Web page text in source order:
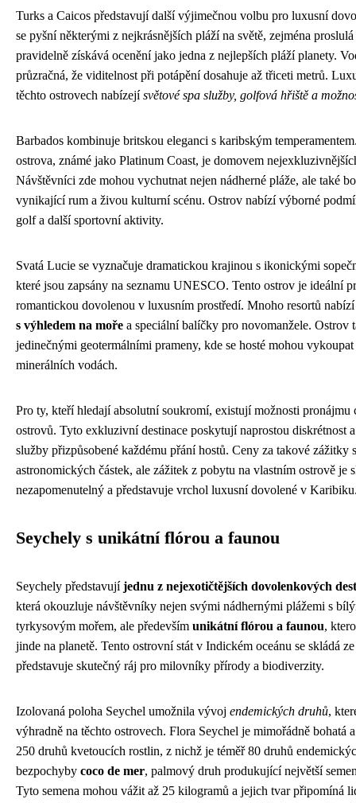
Turks a Caicos představují další výjimečnou volbu pro luxusní
se pyšní některými z nejkrásnějších pláží na světě, zejména
pravidelně získává ocenění jako jedna z nejlepších pláží planety.
průzračná, že viditelnost při potápění dosahuje až třiceti metrů.
těchto ostrovech nabízejísvětové spa služby, golfová hřiště a
Barbados kombinuje britskou eleganci s karibským
ostrova, známé jako Platinum Coast, je domovem
Návštěvníci zde mohou vychutnat nejen nádherné pláže, ale také
vynikající rum a živou kulturní scénu. Ostrov nabízí výborné
golf a další sportovní aktivity.
Svatá Lucie se vyznačuje dramatickou krajinou s ikonickými
které jsou zapsány na seznamu UNESCO. Tento ostrov je ideální
romantickou dovolenou v luxusním prostředí. Mnoho resortů
s výhledem na moře a speciální balíčky pro novomanžele. Ostrov
jedinečnými geotermálními prameny, kde se hosté mohou
minerálních vodách.
Pro ty, kteří hledají absolutní soukromí, existují možnosti pronájmu
ostrovů. Tyto exkluzivní destinace poskytují naprostou diskrétnost
služby přizpůsobené každému přání hostů. Ceny za takové zážitky
astronomických částek, ale zážitek z pobytu na vlastním ostrově je
nezapomenutelný a představuje vrchol luxusní dovolené v
Seychely s unikátní flórou a faunou
Seychely představujíjednu z nejexotičtějších dovolenkových
která okouzluje návštěvníky nejen svými nádhernými plážemi s
tyrkysovým mořem, ale především unikátní flórou a faunou,
jinde na planetě. Tento ostrovní stát v Indickém oceánu se skládá
představuje skutečný ráj pro milovníky přírody a biodiverzity.
Izolovaná poloha Seychel umožnila vývoj endemických druhů,
výhradně na těchto ostrovech. Flora Seychel je mimořádně bohatá
250 druhů kvetoucích rostlin, z nichž je téměř 80 druhů
bezpochyby coco de mer, palmový druh produkující největší
Tyto semena mohou vážit až 25 kilogramů a jejich tvar připomíná